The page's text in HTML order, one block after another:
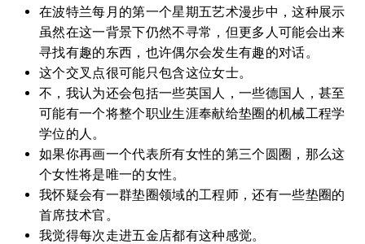
在波特兰每月的第一个星期五艺术漫步中，这种展示
虽然在这一背景下仍然不寻常，但更多人可能会出来
寻找有趣的东西，也许偶尔会发生有趣的对话。
这个交叉点很可能只包含这位女士。
不，我认为还会包括一些英国人，一些德国人，甚至
可能有一个将整个职业生涯奉献给垫圈的机械工程学
学位的人。
如果你再画一个代表所有女性的第三个圆圈，那么这
个女性将是唯一的女性。
我怀疑会有一群垫圈领域的工程师，还有一些垫圈的
首席技术官。
我觉得每次走进五金店都有这种感觉。